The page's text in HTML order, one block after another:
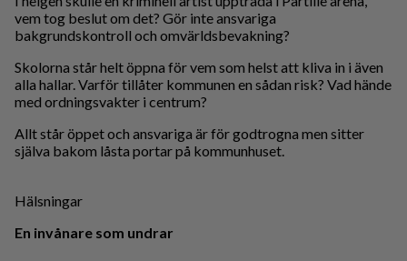
vem tog beslut om det? Gör inte ansvariga
bakgrundskontroll och omvärldsbevakning?
Skolorna står helt öppna för vem som helst att kliva in i även
alla hallar. Varför tillåter kommunen en sådan risk? Vad hände
med ordningsvakter i centrum?
Allt står öppet och ansvariga är för godtrogna men sitter
själva bakom låsta portar på kommunhuset.
Hälsningar
En invånare som undrar